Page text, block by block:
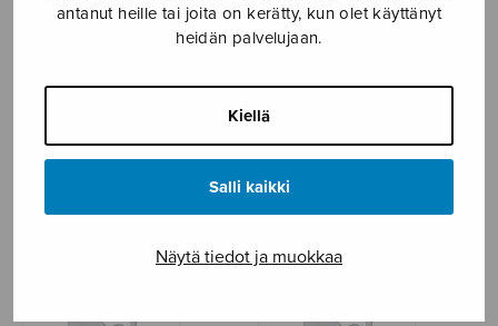
antanut heille tai joita on kerätty, kun olet käyttänyt
heidän palvelujaan.
Kiellä
Salli kaikki
Näytä tiedot ja muokkaa
Joulu tuntuu turkissa